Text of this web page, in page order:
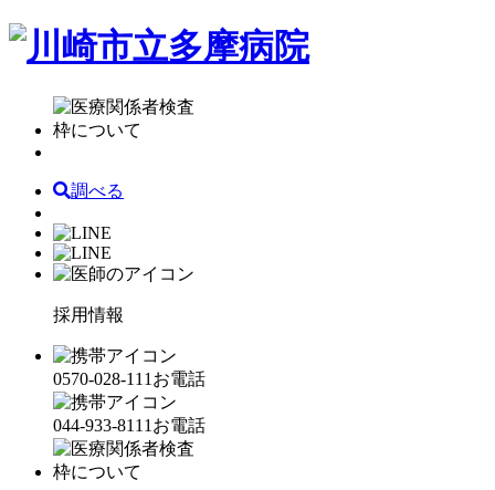
調べる
採用情報
0570-028-111 お電話
044-933-8111 お電話